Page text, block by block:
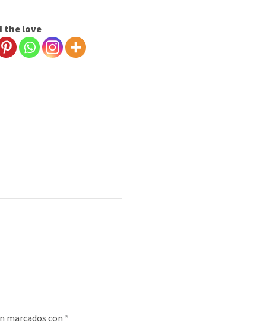
the love
marcados con *